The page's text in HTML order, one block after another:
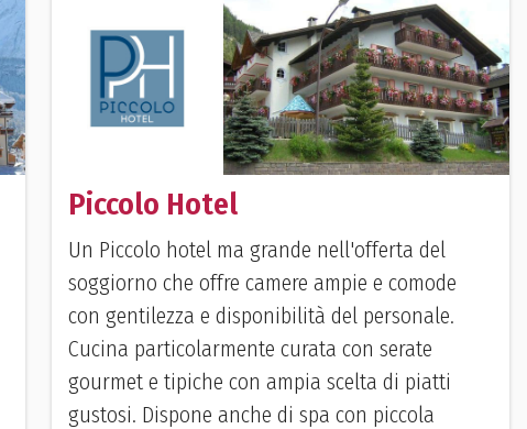
Piccolo Hotel
Un Piccolo hotel ma grande nell'offerta del
soggiorno che offre camere ampie e comode
con gentilezza e disponibilità del personale.
Cucina particolarmente curata con serate
gourmet e tipiche con ampia scelta di piatti
gustosi. Dispone anche di spa con piccola